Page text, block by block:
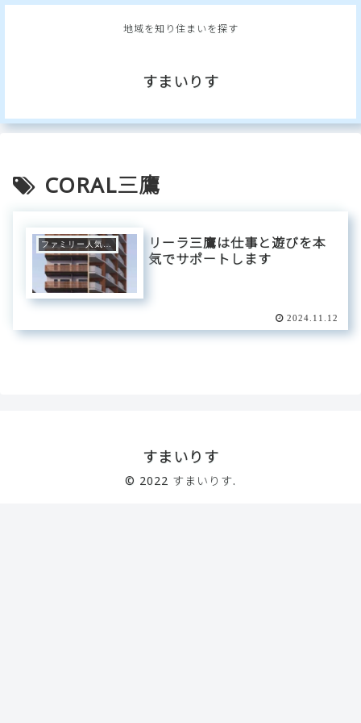
地域を知り住まいを探す
すまいりす
CORAL三鷹
ファミリー人気エリア
リーラ三鷹は仕事と遊びを本
気でサポートします
2024.11.12
すまいりす
© 2022 すまいりす.